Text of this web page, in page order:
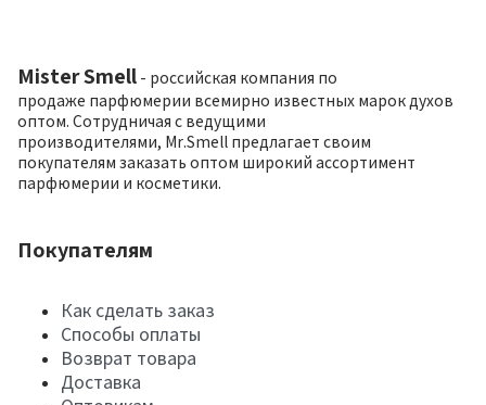
Mister Smell - российская компания по
продаже парфюмерии всемирно известных марок духов
оптом. Сотрудничая с ведущими
производителями, Mr.Smell предлагает своим
покупателям заказать оптом широкий ассортимент
парфюмерии и косметики.
Покупателям
Как сделать заказ
Способы оплаты
Возврат товара
Доставка